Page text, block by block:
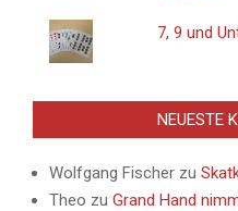
7, 9 und
NEUESTE
Wolfgang Fischer zu
Theo zu Grand Hand